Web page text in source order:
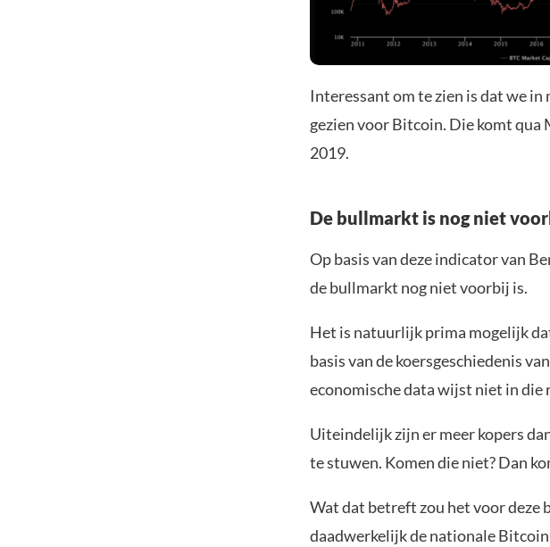
Interessant om te zien is dat we
gezien voor Bitcoin. Die komt qua
2019.
De bullmarkt is nog niet
Op basis van deze indicator van
de bullmarkt nog niet voorbij is.
Het is natuurlijk prima mogelijk
basis van de koersgeschiedenis
economische data wijst niet in
Uiteindelijk zijn er meer kopers
te stuwen. Komen die niet? Dan
Wat dat betreft zou het voor deze
daadwerkelijk de nationale